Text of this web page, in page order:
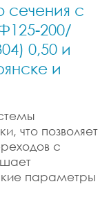
сечения с
200/
0,50 и
и
что позволяет
с
параметры